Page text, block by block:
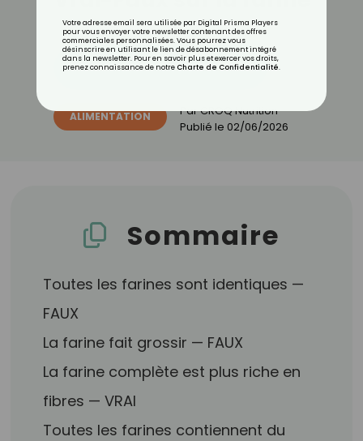
Découvrez les 11 menus CROQ
ALIMENTATION ParCROQ Nutrition
Publié le 02/06/2026
Sommaire
Toutes les farines sont identiques —
FAUX
La farine fait grossir — FAUX
La farine complète est plus riche en
fibres — VRAI
Toutes les farines contiennent du
Votre adresse email sera utilisée par Digital Prisma Players
pour vous envoyer votre newsletter contenant des offres
commerciales personnalisées. Vous pourrez vous
désinscrire en utilisant le lien de désabonnement intégré
dans la newsletter. Pour en savoir plus et exercer vos droits,
prenez connaissance de notre Charte de Confidentialité.